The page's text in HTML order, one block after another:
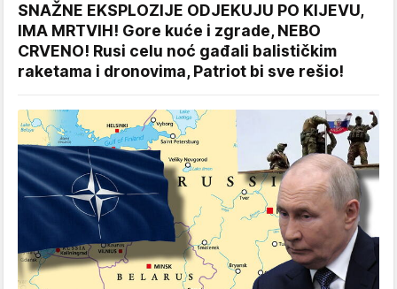
SNAŽNE EKSPLOZIJE ODJEKUJU PO KIJEVU,
IMA MRTVIH! Gore kuće i zgrade, NEBO
CRVENO! Rusi celu noć gađali balističkim
raketama i dronovima, Patriot bi sve rešio!